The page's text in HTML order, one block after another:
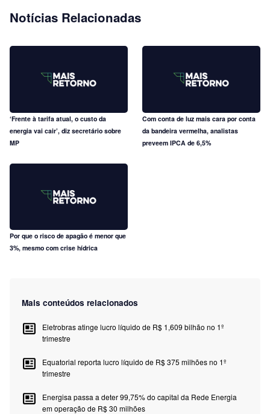
Notícias Relacionadas
‘Frente à tarifa atual, o custo da
energia vai cair’, diz secretário sobre
MP
Com conta de luz mais cara por conta
da bandeira vermelha, analistas
preveem IPCA de 6,5%
Por que o risco de apagão é menor que
3%, mesmo com crise hídrica
Mais conteúdos relacionados
Eletrobras atinge lucro líquido de R$ 1,609 bilhão no 1º
trimestre
Equatorial reporta lucro líquido de R$ 375 milhões no 1º
trimestre
Energisa passa a deter 99,75% do capital da Rede Energia
em operação de R$ 30 milhões